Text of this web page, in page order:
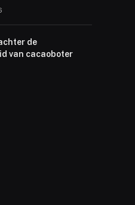
de
van cacaoboter